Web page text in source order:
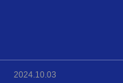
2024.10.03